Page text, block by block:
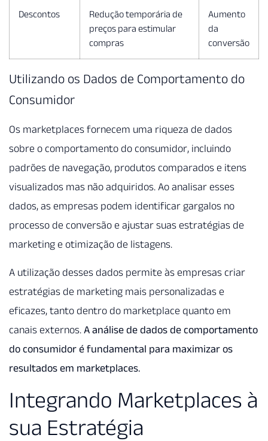
Descontos
Redução temporária de
preços para estimular
compras
Aumento
da
conversão
Utilizando os Dados de Comportamento do
Consumidor
Os marketplaces fornecem uma riqueza de dados
sobre o comportamento do consumidor, incluindo
padrões de navegação, produtos comparados e itens
visualizados mas não adquiridos. Ao analisar esses
dados, as empresas podem identificar gargalos no
processo de conversão e ajustar suas estratégias de
marketing e otimização de listagens.
A utilização desses dados permite às empresas criar
estratégias de marketing mais personalizadas e
eficazes, tanto dentro do marketplace quanto em
canais externos. A análise de dados de comportamento
do consumidor é fundamental para maximizar os
resultados em marketplaces.
Integrando Marketplaces à
sua Estratégia